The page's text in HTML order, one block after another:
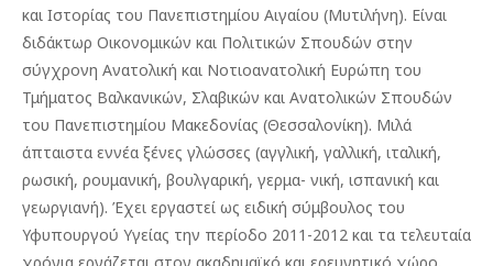
και Ιστορίας του Πανεπιστημίου Αιγαίου (Μυτιλήνη). Είναι
διδάκτωρ Οικονομικών και Πολιτικών Σπουδών στην
σύγχρονη Ανατολική και Νοτιοανατολική Ευρώπη του
Τμήματος Βαλκανικών, Σλαβικών και Ανατολικών Σπουδών
του Πανεπιστημίου Μακεδονίας (Θεσσαλονίκη). Μιλά
άπταιστα εννέα ξένες γλώσσες (αγγλική, γαλλική, ιταλική,
ρωσική, ρουμανική, βουλγαρική, γερμα- νική, ισπανική και
γεωργιανή). Έχει εργαστεί ως ειδική σύμβουλος του
Υφυπουργού Υγείας την περίοδο 2011-2012 και τα τελευταία